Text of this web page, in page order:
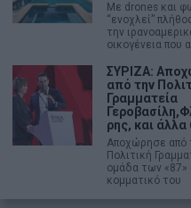
MIT Sloan: Οι AI-driven
νέο μοντέλο
©2026 - marketnews.gr - All
ΟΙΚΟΝΟΜΙΑ ΠΟΛΙΤΙΚΗ
LIFESTYLE
Με drones και
“ενοχλεί”
την
οικογένεια που
ΣΥΡΙΖΑ:
από την
Γραμματεία
ρης, και άλλα
Αποχώρησε από
Πολιτική
ομάδα των «87»
κομματικό του